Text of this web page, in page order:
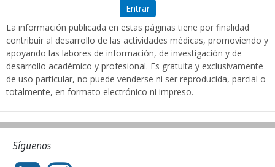
Entrar
La información publicada en estas páginas tiene por finalidad
contribuir al desarrollo de las actividades médicas, promoviendo y
apoyando las labores de información, de investigación y de
desarrollo académico y profesional. Es gratuita y exclusivamente
de uso particular, no puede venderse ni ser reproducida, parcial o
totalmente, en formato electrónico ni impreso.
Síguenos